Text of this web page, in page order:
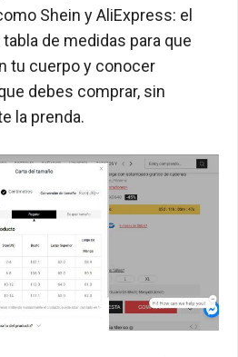
Shein y AliExpress: el
de medidas para que
tu cuerpo y conocer
debes comprar, sin
la prenda.